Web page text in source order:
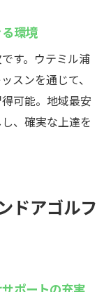
環境
す。ウテミル浦
スンを通じて、
可能。地域最安
、確実な上達を
ドアゴルフ